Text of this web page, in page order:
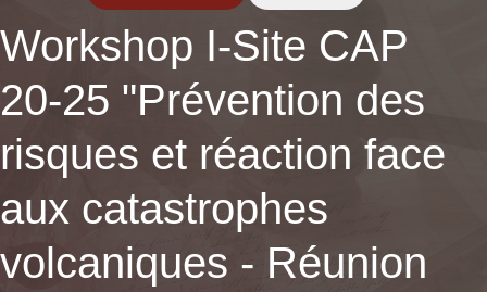
Workshop I-Site CAP
20-25 "Prévention des
risques et réaction face
aux catastrophes
volcaniques - Réunion